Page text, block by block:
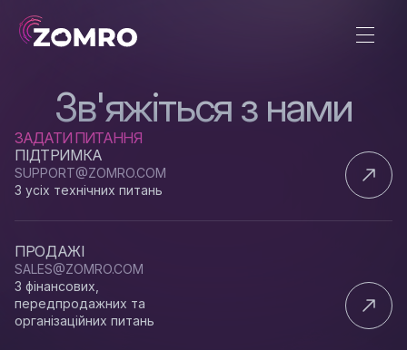
Зв'яжіться з нами
ЗАДАТИ ПИТАННЯ
ПІДТРИМКА
SUPPORT@ZOMRO.COM
З усіх технічних питань
ПРОДАЖІ
SALES@ZOMRO.COM
З фінансових,
передпродажних та
організаційних питань